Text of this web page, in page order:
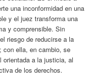
una inconformidad en una
y el juez transforma una
y comprensible. Sin
riesgo de reducirse a la
con ella, en cambio, se
orientada a la justicia, al
de los derechos.